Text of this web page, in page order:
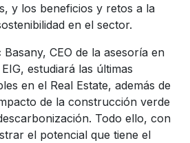
y los beneficios y retos a la
en el sector.
CEO de la asesoría en
estudiará las últimas
en el Real Estate, además de
de la construcción verde
Todo ello, con
el potencial que tiene el